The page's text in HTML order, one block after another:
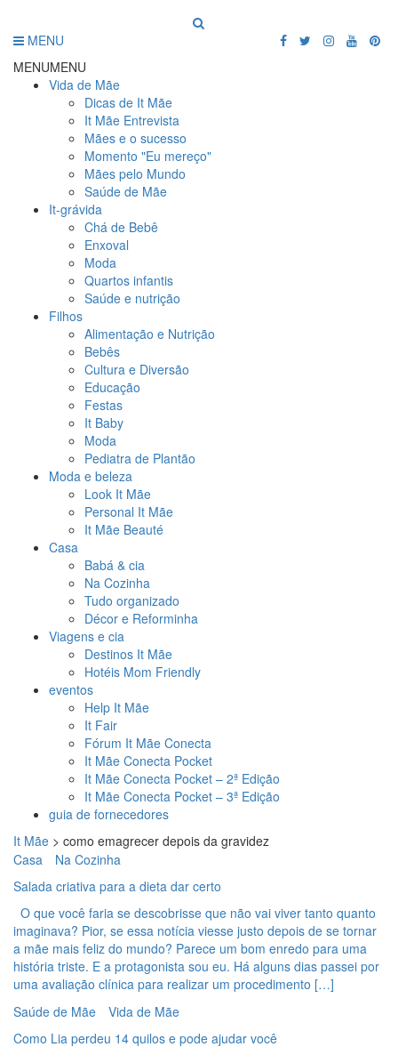
MENU
MENUMENU
Vida de Mãe
Dicas de It Mãe
It Mãe Entrevista
Mães e o sucesso
Momento "Eu mereço"
Mães pelo Mundo
Saúde de Mãe
It-grávida
Chá de Bebê
Enxoval
Moda
Quartos infantis
Saúde e nutrição
Filhos
Alimentação e Nutrição
Bebês
Cultura e Diversão
Educação
Festas
It Baby
Moda
Pediatra de Plantão
Moda e beleza
Look It Mãe
Personal It Mãe
It Mãe Beauté
Casa
Babá & cia
Na Cozinha
Tudo organizado
Décor e Reforminha
Viagens e cia
Destinos It Mãe
Hotéis Mom Friendly
eventos
Help It Mãe
It Fair
Fórum It Mãe Conecta
It Mãe Conecta Pocket
It Mãe Conecta Pocket – 2ª Edição
It Mãe Conecta Pocket – 3ª Edição
guia de fornecedores
It Mãe > como emagrecer depois da gravidez
Casa
Na Cozinha
Salada criativa para a dieta dar certo
O que você faria se descobrisse que não vai viver tanto quanto
imaginava? Pior, se essa notícia viesse justo depois de se tornar
a mãe mais feliz do mundo? Parece um bom enredo para uma
história triste. E a protagonista sou eu. Há alguns dias passei por
uma avaliação clínica para realizar um procedimento […]
Saúde de Mãe
Vida de Mãe
Como Lia perdeu 14 quilos e pode ajudar você